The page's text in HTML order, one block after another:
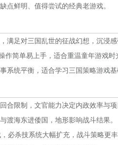
点鲜明、值得尝试的经典老游戏。
满足对三国乱世的征战幻想，沉浸感
简单易上手，适合重温童年游戏时
系统平衡，适合学习三国策略游戏基
合限制，文官能力决定内政效率与项
渡海东进倭国，地形影响战斗结果。
必杀技系统大幅扩充，战斗策略更丰